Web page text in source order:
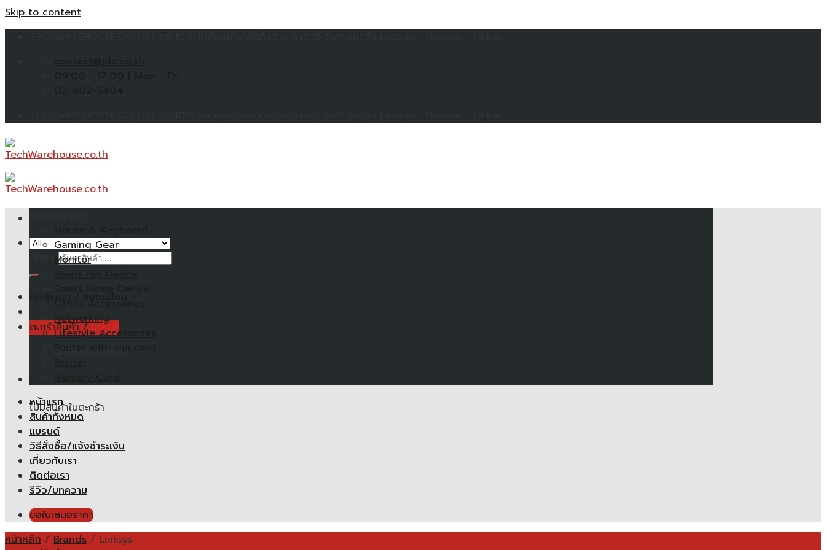
Skip to content
ตะกร้าสินค้า /0.00 ฿
ไม่มีสินค้าในตะกร้า
ไม่มีสินค้าในตะกร้า
Gaming Gear
Monitor
Networking
Lifestyle Accessories
Router with sim card
หน้าแรก
สินค้าทั้งหมด
แบรนด์
วิธีสั่งซื้อ/แจ้งชำระเงิน
เกี่ยวกับเรา
ติดต่อเรา
รีวิว/บทความ
ขอใบเสนอราคา
หน้าหลัก / Brands / Linksys